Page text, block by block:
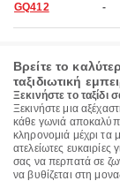
GQ412 -
Βρείτε το
ταξιδιωτική
Ξεκινήστε το ταξίδι
Ξεκινήστε μια
κάθε γωνιά
κληρονομιά μέχρι τα
ατελείωτες
σας να περπατά σε
να βυθίζεται στη